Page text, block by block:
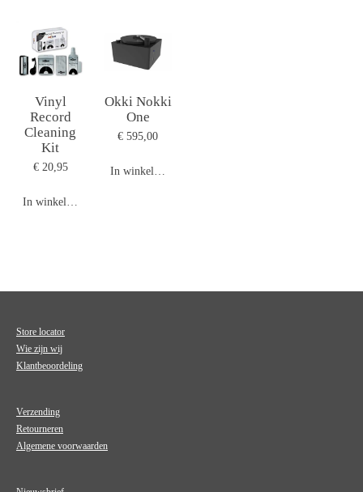
Vinyl
Record
Cleaning
Kit
€ 20,95
In winkelwagen
Okki Nokki
One
€ 595,00
In winkelwagen
Store locator
Wie zijn wij
Klantbeoordeling
Verzending
Retourneren
Algemene voorwaarden